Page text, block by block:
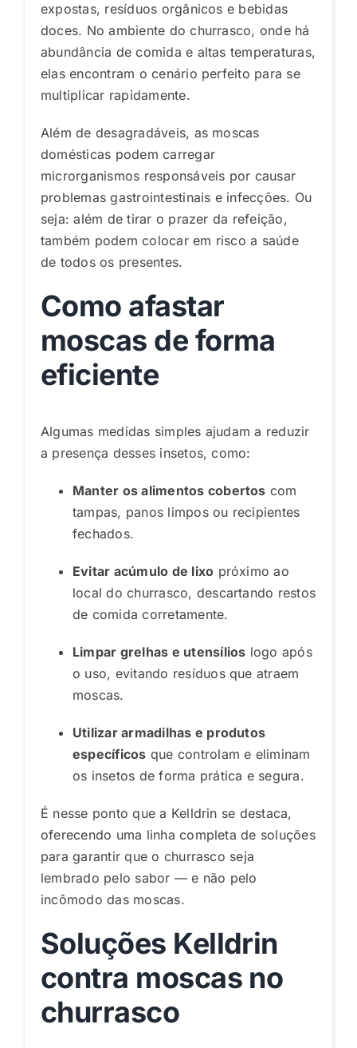
expostas, resíduos orgânicos e bebidas
doces. No ambiente do churrasco, onde há
abundância de comida e altas temperaturas,
elas encontram o cenário perfeito para se
multiplicar rapidamente.
Além de desagradáveis, as moscas
domésticas podem carregar
microrganismos responsáveis por causar
problemas gastrointestinais e infecções. Ou
seja: além de tirar o prazer da refeição,
também podem colocar em risco a saúde
de todos os presentes.
Como afastar
moscas de forma
eficiente
Algumas medidas simples ajudam a reduzir
a presença desses insetos, como:
Manter os alimentos cobertos com
tampas, panos limpos ou recipientes
fechados.
Evitar acúmulo de lixo próximo ao
local do churrasco, descartando restos
de comida corretamente.
Limpar grelhas e utensílios logo após
o uso, evitando resíduos que atraem
moscas.
Utilizar armadilhas e produtos
específicos que controlam e eliminam
os insetos de forma prática e segura.
É nesse ponto que a Kelldrin se destaca,
oferecendo uma linha completa de soluções
para garantir que o churrasco seja
lembrado pelo sabor — e não pelo
incômodo das moscas.
Soluções Kelldrin
contra moscas no
churrasco